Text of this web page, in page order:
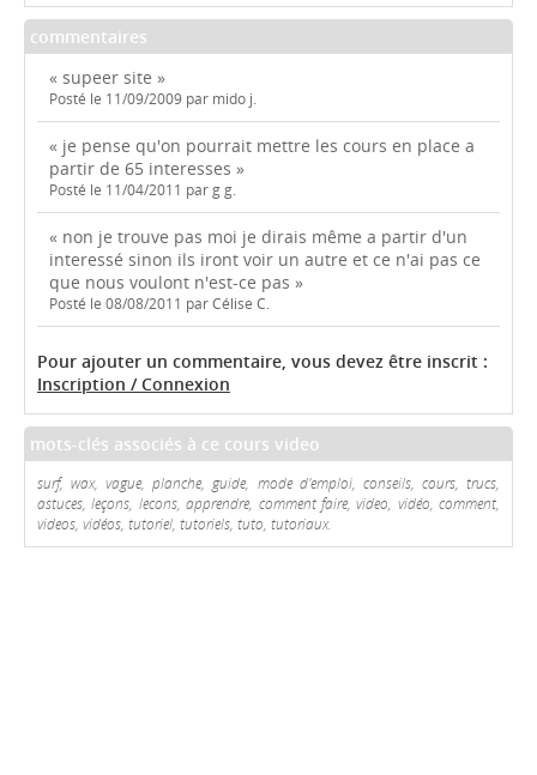
commentaires
« supeer site »
Posté le 11/09/2009 par mido j.
« je pense qu'on pourrait mettre les cours en place a
partir de 65 interesses »
Posté le 11/04/2011 par g g.
« non je trouve pas moi je dirais même a partir d'un
interessé sinon ils iront voir un autre et ce n'ai pas ce
que nous voulont n'est-ce pas »
Posté le 08/08/2011 par Célise C.
Pour ajouter un commentaire, vous devez être inscrit :
Inscription / Connexion
mots-clés associés à ce cours video
surf, wax, vague, planche, guide, mode d'emploi, conseils, cours, trucs,
astuces, leçons, lecons, apprendre, comment faire, video, vidéo, comment,
videos, vidéos, tutoriel, tutoriels, tuto, tutoriaux.